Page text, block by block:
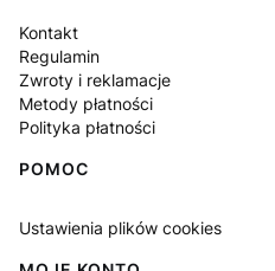
Kontakt
Regulamin
Zwroty i reklamacje
Metody płatności
Polityka płatności
POMOC
Ustawienia plików cookies